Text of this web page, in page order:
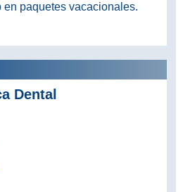
en paquetes vacacionales.
Dental